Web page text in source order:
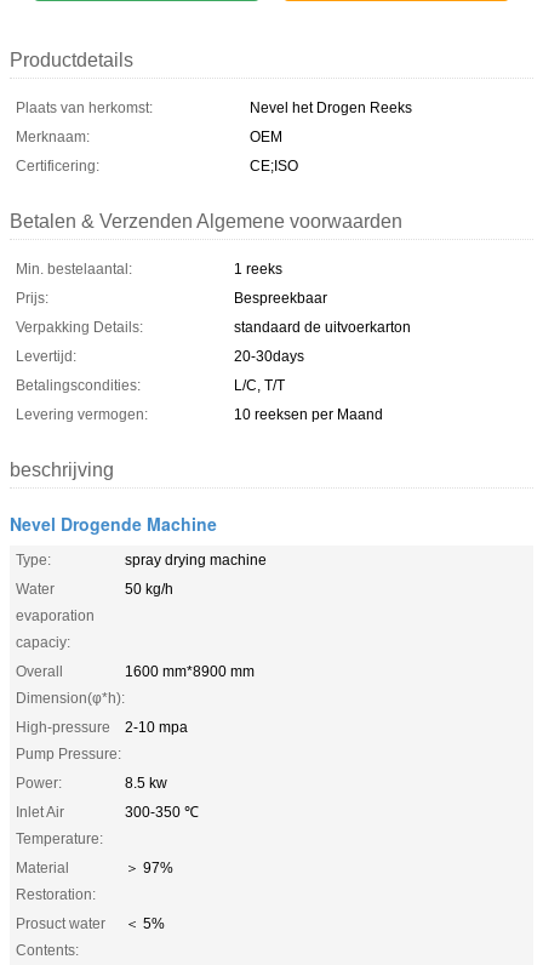
Productdetails
Plaats van herkomst:
Nevel het Drogen Reeks
Merknaam:
OEM
Certificering:
CE;ISO
Betalen & Verzenden Algemene voorwaarden
Min. bestelaantal:
1 reeks
Prijs:
Bespreekbaar
Verpakking Details:
standaard de uitvoerkarton
Levertijd:
20-30days
Betalingscondities:
L/C, T/T
Levering vermogen:
10 reeksen per Maand
beschrijving
Nevel Drogende Machine
Type:
spray drying machine
Water
evaporation
capaciy:
50 kg/h
Overall
Dimension(φ*h):
1600 mm*8900 mm
High-pressure
Pump Pressure:
2-10 mpa
Power:
8.5 kw
Inlet Air
Temperature:
300-350 ℃
Material
Restoration:
＞ 97%
Prosuct water
Contents:
＜ 5%